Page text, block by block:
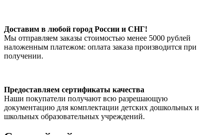
Доставим в любой город России и СНГ!
Мы отправляем заказы стоимостью менее 5000 рублей
наложенным платежом: оплата заказа производится при
получении.
Предоставляем сертификаты качества
Наши покупатели получают всю разрешающую
документацию для комплектации детских дошкольных и
школьных образовательных учреждений.